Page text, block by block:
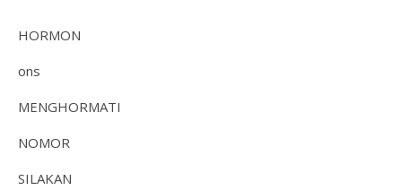
HORMON
ons
MENGHORMATI
NOMOR
SILAKAN